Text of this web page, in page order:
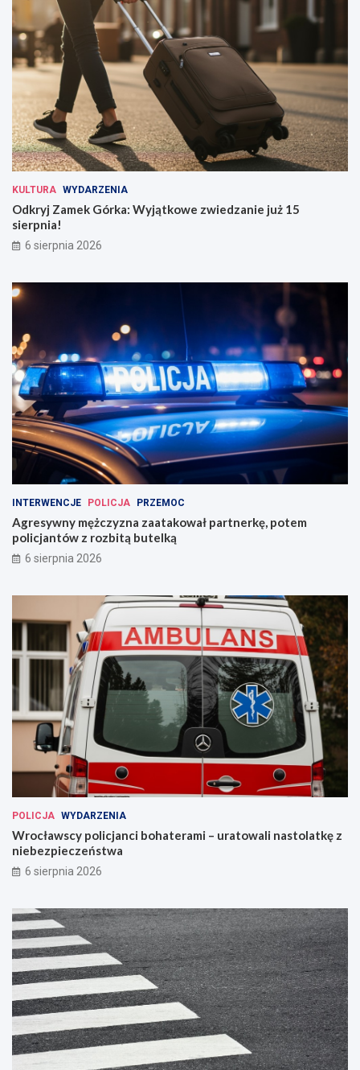
KULTURA WYDARZENIA
Odkryj Zamek Górka: Wyjątkowe zwiedzanie już 15
sierpnia!
6 sierpnia 2026
INTERWENCJE POLICJA PRZEMOC
Agresywny mężczyzna zaatakował partnerkę, potem
policjantów z rozbitą butelką
6 sierpnia 2026
POLICJA WYDARZENIA
Wrocławscy policjanci bohaterami – uratowali nastolatkę z
niebezpieczeństwa
6 sierpnia 2026